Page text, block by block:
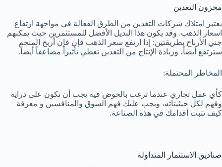
مخزون التعدين
يعتبر امتلاك شركات التعدين من الطرق الفعالة في مواجهة ارتفاع
اسعار الذهب. وقد يكون هذا البديل الأفضل للمستثمرين حيث يمكنهم
جني الأرباح بطريقتين: إذا ارتفع سعر الذهب فإن فإن أربح المنجم
سترتفع أيضاً، وزيادة الإنتاج من التعدين تعطي تأثيراً مضاعفاً أيضاً.
المخاطر المحتملة:
كأي عمل تجاري عندما ترغب بالخوض فيه يجب أن تكون على دراية
وفهم لكل حيثيتاته، ويجب عليك فهم السوق والمنافسين و معرفة
كيف تثبت أقدامك في هذه الصناعة.
صناديق الاستثمار المتداولة